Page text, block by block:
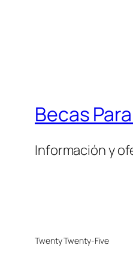
Becas
Información y
Twenty Twenty-Five